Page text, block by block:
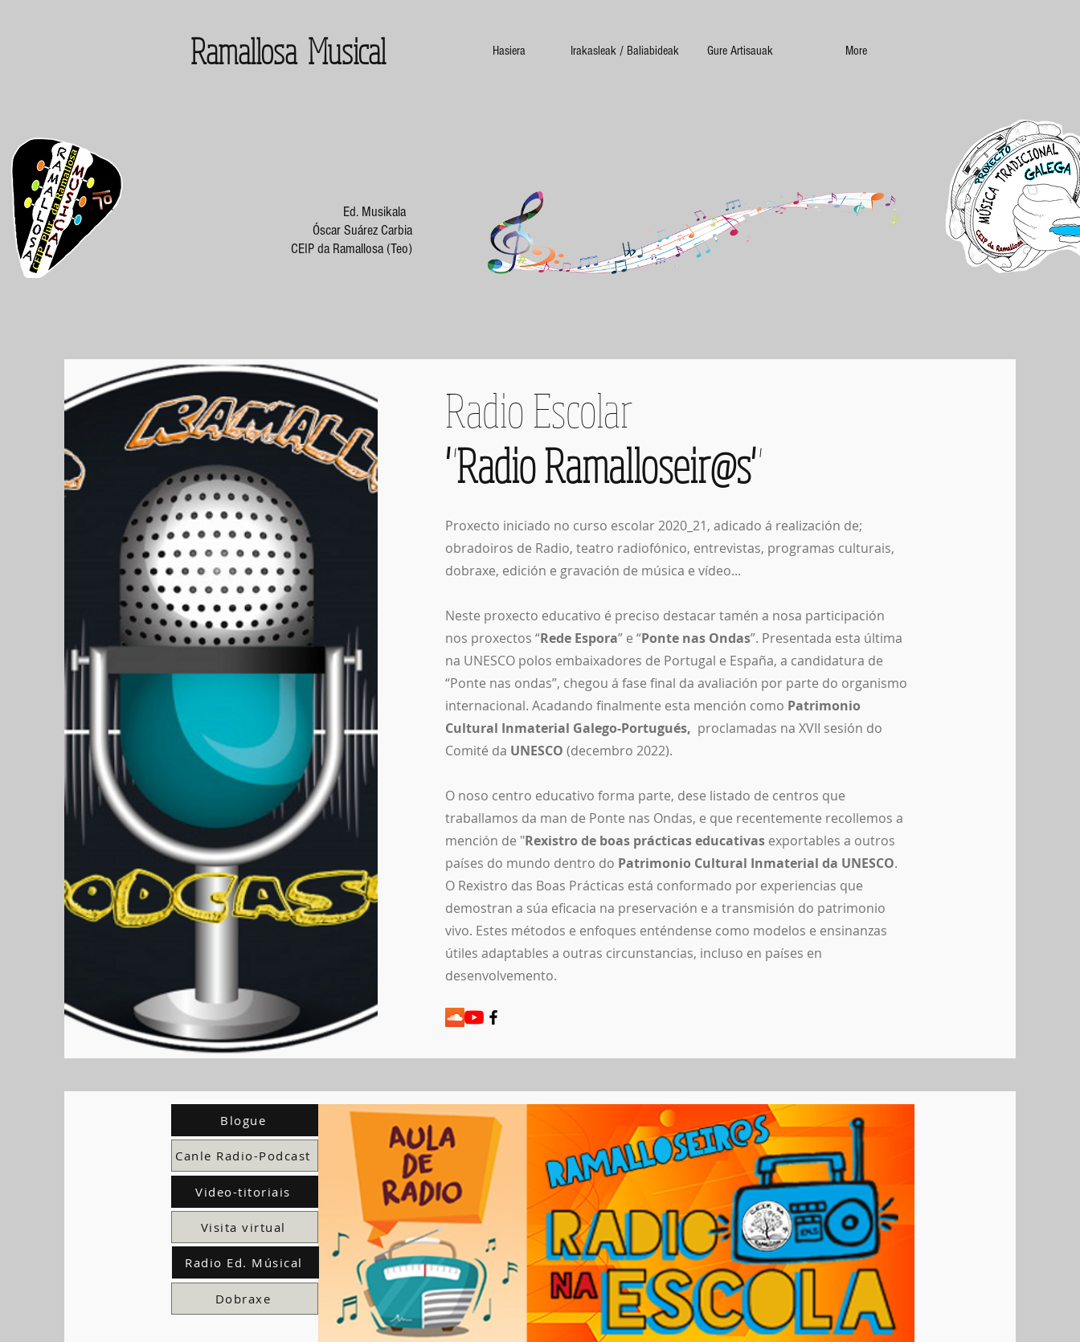
Ramallosa Musical Hasiera Irakasleak / Baliabideak Gure Artisauak More
Ed. Musikala
Óscar Suárez Carbia
CEIP da Ramallosa (Teo)
Radio Escolar
"Radio Ramalloseir@s"
Proxecto iniciado no curso escolar 2020_21, adicado á realización de;
obradoiros de Radio, teatro radiofónico, entrevistas, programas culturais,
dobraxe, edición e gravación de música e vídeo...
Neste proxecto educativo é preciso destacar tamén a nosa participación
nos proxectos “Rede Espora” e “Ponte nas Ondas”. Presentada esta última
na UNESCO polos embaixadores de Portugal e España, a candidatura de
“Ponte nas ondas”, chegou á fase final da avaliación por parte do organismo
internacional. Acadando finalmente esta mención como Patrimonio
Cultural Inmaterial Galego-Portugués, proclamadas na XVII sesión do
Comité da UNESCO (decembro 2022).
O noso centro educativo forma parte, dese listado de centros que
traballamos da man de Ponte nas Ondas, e que recentemente recollemos a
mención de "Rexistro de boas prácticas educativasexportables a outros
países do mundo dentro do Patrimonio Cultural Inmaterial da UNESCO.
O Rexistro das Boas Prácticas está conformado por experiencias que
demostran a súa eficacia na preservación e a transmisión do patrimonio
vivo. Estes métodos e enfoques enténdense como modelos e ensinanzas
útiles adaptables a outras circunstancias, incluso en países en
desenvolvemento.
Blogue
Canle Radio-Podcast
Video-titoriais
Visita virtual
Radio Ed. Músical
Dobraxe